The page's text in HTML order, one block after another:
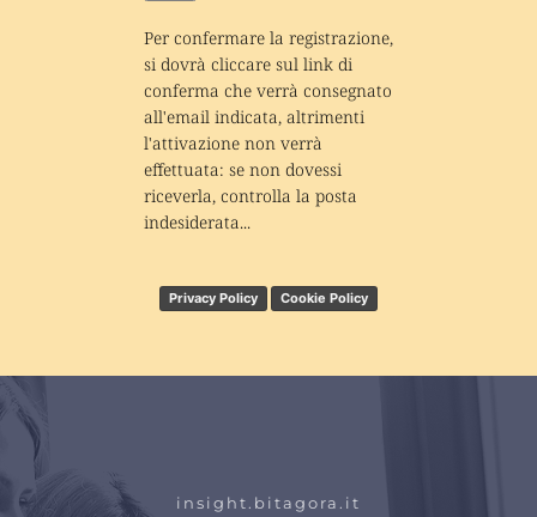
Per confermare la registrazione,
si dovrà cliccare sul link di
conferma che verrà consegnato
all'email indicata, altrimenti
l'attivazione non verrà
effettuata: se non dovessi
riceverla, controlla la posta
indesiderata...
Privacy Policy Cookie Policy
insight.bitagora.it